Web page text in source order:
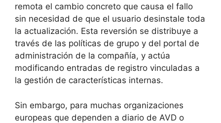
remota el cambio concreto que causa el fallo
sin necesidad de que el usuario desinstale toda
la actualización. Esta reversión se distribuye a
través de las políticas de grupo y del portal de
administración de la compañía, y actúa
modificando entradas de registro vinculadas a
la gestión de características internas.
Sin embargo, para muchas organizaciones
europeas que dependen a diario de AVD o